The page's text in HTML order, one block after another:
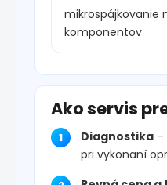
mikrospájkovanie
komponentov
Ako servis
Diagnostika –
pri vykonaní